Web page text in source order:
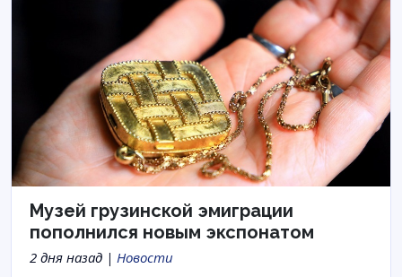
Музей грузинской эмиграции
пополнился новым экспонатом
2 дня назад | Новости